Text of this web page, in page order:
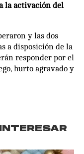
la activación del
y las dos
a disposición de la
responder por el
hurto agravado y